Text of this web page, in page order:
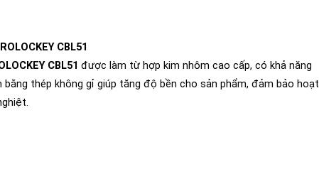
CBL51
CBL51 được làm từ hợp kim nhôm cao cấp, có khả năng
thép không gỉ giúp tăng độ bền cho sản phẩm, đảm bảo hoạt